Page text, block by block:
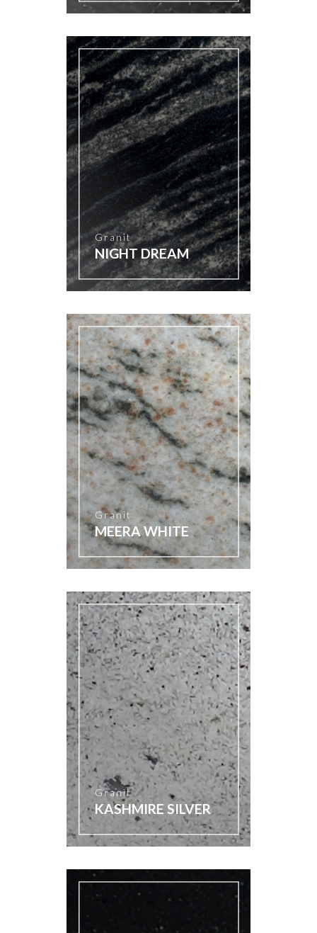
Granit
NIGHT DREAM
Granit
MEERA WHITE
Granit
KASHMIRE SILVER